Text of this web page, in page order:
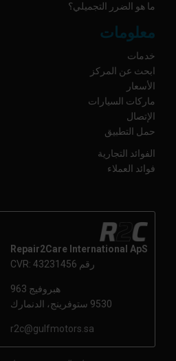
ما هو الضرر التجميلي؟
معلومات
خدمات
ابحث عن المركز
الأسعار
ماركات السيارات
الإتصال
حمل التطبيق
الفوائد التجارية
فوائد العملاء
Repair2Care International ApS
رقم CVR: 43231456
هبروفيج 963
9530 ستوفرينج، الدنمارك
r2c@gulfmotors.sa